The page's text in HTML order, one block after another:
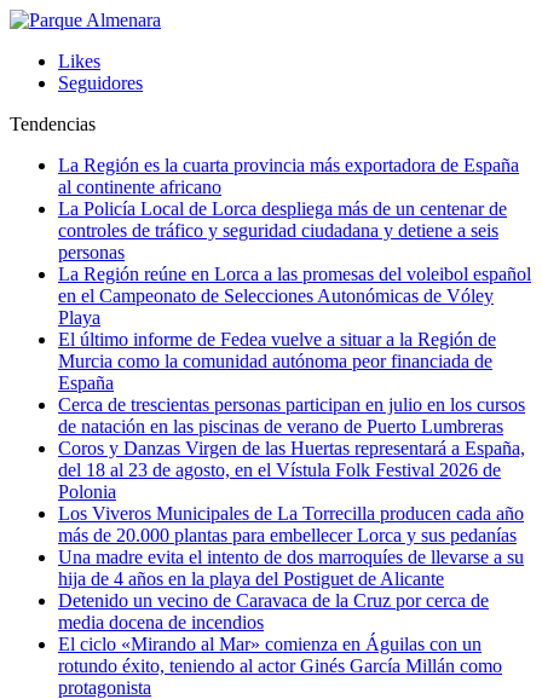
Likes
Seguidores
Tendencias
La Región es la cuarta provincia más exportadora de España
al continente africano
La Policía Local de Lorca despliega más de un centenar de
controles de tráfico y seguridad ciudadana y detiene a seis
personas
La Región reúne en Lorca a las promesas del voleibol español
en el Campeonato de Selecciones Autonómicas de Vóley
Playa
El último informe de Fedea vuelve a situar a la Región de
Murcia como la comunidad autónoma peor financiada de
España
Cerca de trescientas personas participan en julio en los cursos
de natación en las piscinas de verano de Puerto Lumbreras
Coros y Danzas Virgen de las Huertas representará a España,
del 18 al 23 de agosto, en el Vístula Folk Festival 2026 de
Polonia
Los Viveros Municipales de La Torrecilla producen cada año
más de 20.000 plantas para embellecer Lorca y sus pedanías
Una madre evita el intento de dos marroquíes de llevarse a su
hija de 4 años en la playa del Postiguet de Alicante
Detenido un vecino de Caravaca de la Cruz por cerca de
media docena de incendios
El ciclo «Mirando al Mar» comienza en Águilas con un
rotundo éxito, teniendo al actor Ginés García Millán como
protagonista